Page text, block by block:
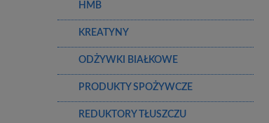
HMB
KREATYNY
ODŻYWKI BIAŁKOWE
PRODUKTY SPOŻYWCZE
REDUKTORY TŁUSZCZU